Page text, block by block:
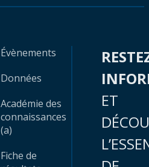
Évènements
Données
Académie des
connaissances
(a)
Fiche de
ET